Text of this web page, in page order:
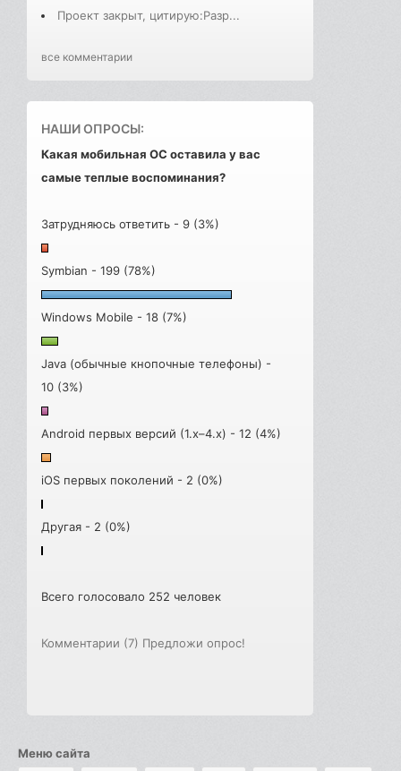
Проект закрыт, цитирую:Разр...
все комментарии
НАШИ ОПРОСЫ:
Какая мобильная ОС оставила у вас
самые теплые воспоминания?
Затрудняюсь ответить - 9 (3%)
Symbian - 199 (78%)
Windows Mobile - 18 (7%)
Java (обычные кнопочные телефоны) -
10 (3%)
Android первых версий (1.x–4.x) - 12 (4%)
iOS первых поколений - 2 (0%)
Другая - 2 (0%)
Всего голосовало 252 человек
Комментарии (7) Предложи опрос!
Меню сайта